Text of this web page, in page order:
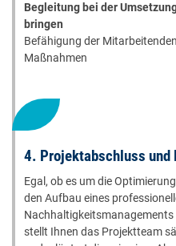
Begleitung bei der
bringen
Befähigung der
Maßnahmen
4. Projektabschluss und
Egal, ob es um die
den Aufbau eines
Nachhaltigkeitsmanagements
stellt Ihnen das Projektteam